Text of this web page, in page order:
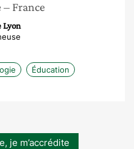
– France
Lyon
Éducation
je m’accrédite